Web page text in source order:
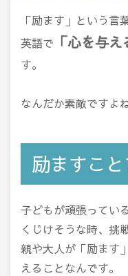
「励ます」という言
英語で 「心を与え
す。
なんだか素敵ですよ
励ますこ
子どもが頑張ってい
くじけそうな時、挑
親や大人が「励ます
えることなんです。